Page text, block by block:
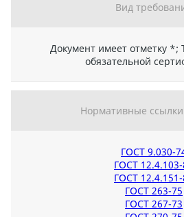
Вид
Документ имеет отметку *;
обязательной
Нормативные
ГОСТ 9.030-
ГОСТ
ГОСТ
ГОСТ 263-75
ГОСТ 267-73